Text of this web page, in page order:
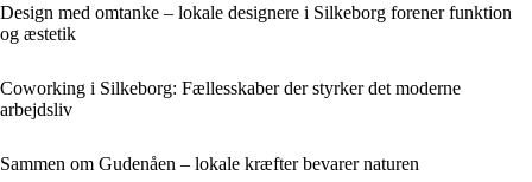
Design med omtanke – lokale designere i Silkeborg forener funktion
og æstetik
Coworking i Silkeborg: Fællesskaber der styrker det moderne
arbejdsliv
Sammen om Gudenåen – lokale kræfter bevarer naturen